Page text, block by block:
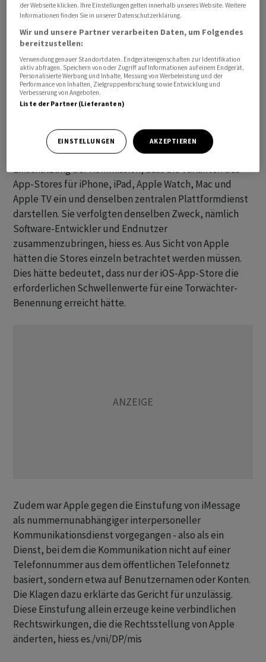
Apple steht durch einen Kommissionsbeschluss seit
September 2023 mit den Diensten App-Store, iOS und
Safari auf der Liste der Torwächter. Darunter befinden
Alphabet und Meta . Gegen die Einstufung der Brüsseler
Behörde gingen einige der Unternehmen, darunter
Apple, gerichtlich vor.
Gericht: App Store ist ein einheitlicher Dienst
Das Gericht in Luxemburg bestätigte unter anderem die
Einschätzung der Kommission, dass die Varianten des
App-Stores für iPhone, iPad, Apple Watch, Mac und
Apple TV ein und denselben zentralen Plattformdienst
darstellen. Sie verfolgten denselben Zweck, nämlich
Software-Entwickler und Endnutzer
zusammenzubringen, hiess es. Aus Sicht von Apple
hätten die Stores einzeln betrachtet werden müssen.
Dies hätte bedeutet, dass nur der iOS-App-Store die
erforderlichen Schwellenwerte für eine Torwächter-
Benennung erreicht hätte.
Zudem war Apple gegen die Einstufung von iMessage
als nummernunabhängiger interpersoneller
Kommunikationsdienst vorgegangen - also als ein
Dienst, bei dem die Kommunikation nicht auf einer
Telefonnummer aus dem öffentlichen Telefonnetz
basiert, sondern etwa auf Benutzernamen oder Konten.
Die Klagen dazu erklärte das Gericht für unzulässig.
Diese Einstufung allein erzeuge keine verbindlichen
Rechtswirkungen, die die Rechtsstellung von Apple
änderten, hiess es./vni/DP/mis
der Webseite klicken. Ihre Einstellungen gelten innerhalb unseres Website. Weitere
Informationen finden Sie in unserer Datenschutzerklärung.
Wir und unsere Partner verarbeiten Daten, um Folgendes
bereitzustellen:
Verwendung genauer Standortdaten. Endgeräteeigenschaften zur Identifikation
aktiv abfragen. Speichern von oder Zugriff auf Informationen auf einem Endgerät.
Personalisierte Werbung und Inhalte, Messung von Werbeleistung und der
Performance von Inhalten, Zielgruppenforschung sowie Entwicklung und
Verbesserung von Angeboten.
Liste der Partner (Lieferanten)
EINSTELLUNGEN AKZEPTIEREN